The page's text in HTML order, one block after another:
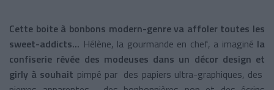
Cette boite à bonbons modern-genre va affoler toutes les
sweet-addicts... Hélène, la gourmande en chef, a imaginé la
confiserie rêvée des modeuses dans un décor design et
girly à souhait pimpé par des papiers ultra-graphiques, des